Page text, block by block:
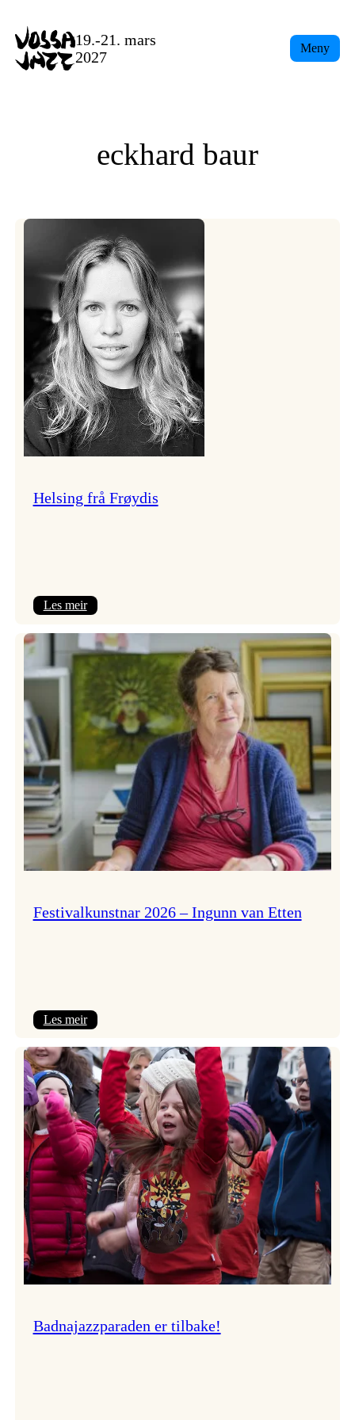
content
19.-21. mars
2027
Meny
eckhard baur
Helsing frå Frøydis
Les meir:
frå
Frøydis
Festivalkunstnar 2026 – Ingunn van Etten
Les meir:
2026
–
Ingunn van Etten
Badnajazzparaden er tilbake!